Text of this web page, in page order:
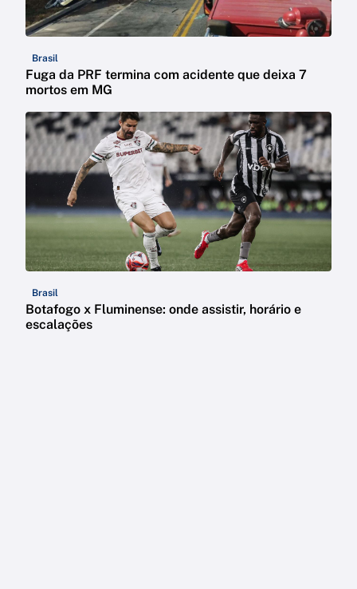
Brasil
Fuga da PRF termina com acidente que deixa 7
mortos em MG
Brasil
Botafogo x Fluminense: onde assistir, horário e
escalações